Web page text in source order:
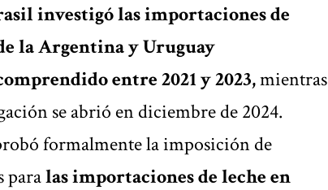
investigó las importaciones de
la Argentina y Uruguay
entre 2021 y 2023,mientras
se abrió en diciembre de 2024.
formalmente la imposición de
paralas importaciones de leche en